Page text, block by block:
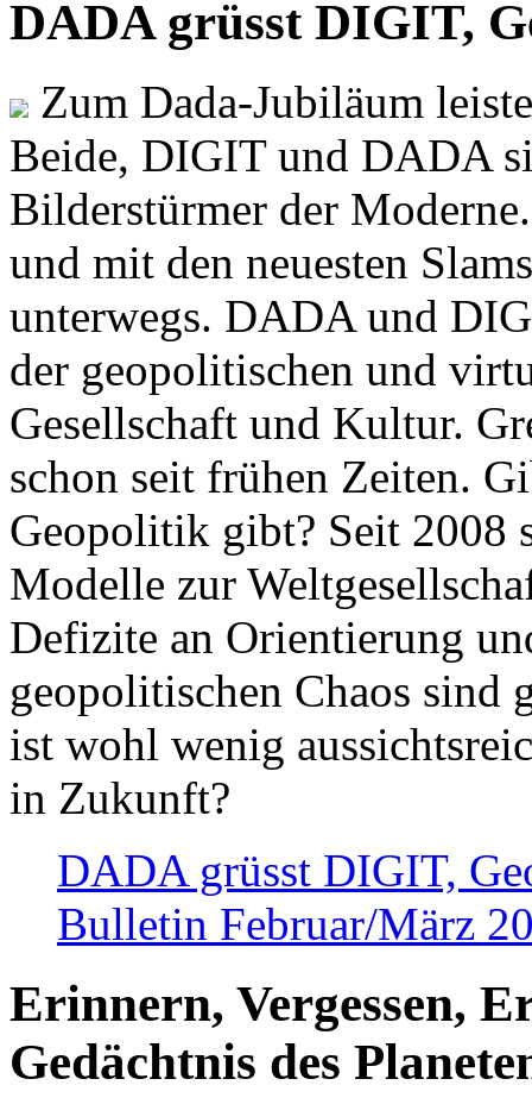
DADA grüsst DIGIT,
Zum Dada-Jubiläum
Beide, DIGIT und DADA
Bilderstürmer der
und mit den neuesten
unterwegs. DADA und
der geopolitischen und
Gesellschaft und Kultur.
schon seit frühen Zeiten.
Geopolitik gibt? Seit 2008
Modelle zur
Defizite an Orientierung
geopolitischen Chaos sind
ist wohl wenig
in Zukunft?
DADA grüsst DIGIT,
Bulletin Februar/März
Erinnern, Vergessen,
Gedächtnis des